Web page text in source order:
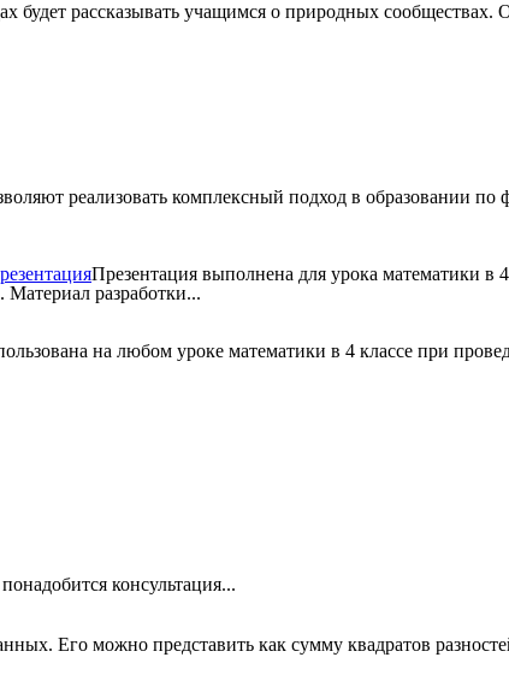
будет рассказывать учащимся о природных
реализовать комплексный подход в образовании
Презентация выполнена для урока математики в
разработки...
на любом уроке математики в 4 классе при
консультация...
Его можно представить как сумму квадратов